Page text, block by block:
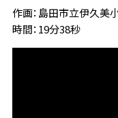
作画：島田市立伊久美
時間：19分38秒